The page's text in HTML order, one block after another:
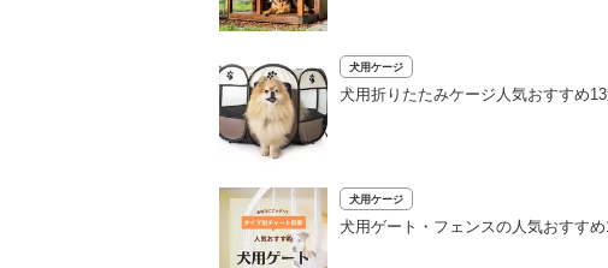
犬用ケージ
犬用折りたたみケージ人気おすすめ
犬用ケージ
犬用ゲート・フェンスの人気おすす